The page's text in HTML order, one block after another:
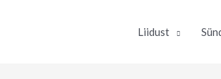
Liidust